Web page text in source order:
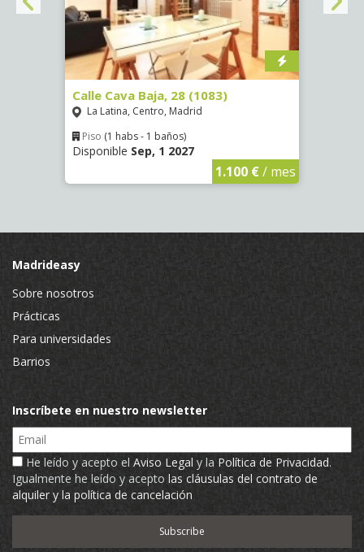
Calle Cava Baja, 28 (1083)
La Latina, Centro, Madrid
Piso (1 habs - 1 baños)
Disponible Sep, 1 2027
1.100 €/ mes
Madrideasy
Sobre nosotros
Prácticas
Para universidades
Barrios
Inscríbete en nuestro newsletter
Email
He leído y acepto el Aviso Legal y la Política de Privacidad.
Igualmente he leído y acepto las cláusulas del contrato de
alquiler y la política de cancelación